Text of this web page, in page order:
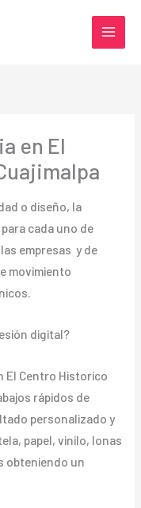
en El
o diseño, la
cada uno de
empresas y de
movimiento
digital?
El Centro Historico
rápidos de
personalizado y
papel, vinilo, lonas
obteniendo un